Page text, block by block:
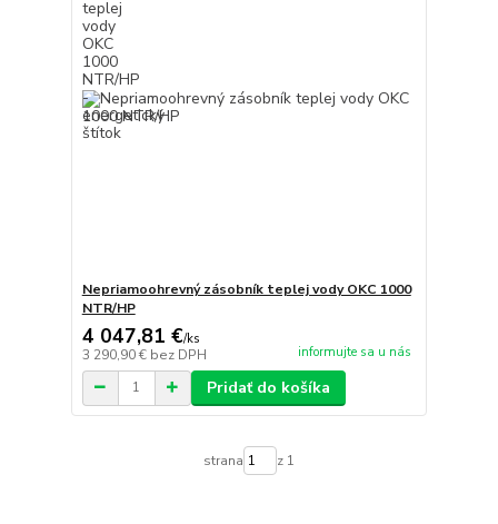
Nepriamoohrevný zásobník teplej vody OKC 1000
NTR/HP
4 047,81 €/ks
3 290,90 € bez DPH informujte sa u nás
Pridať do košíka
strana z 1